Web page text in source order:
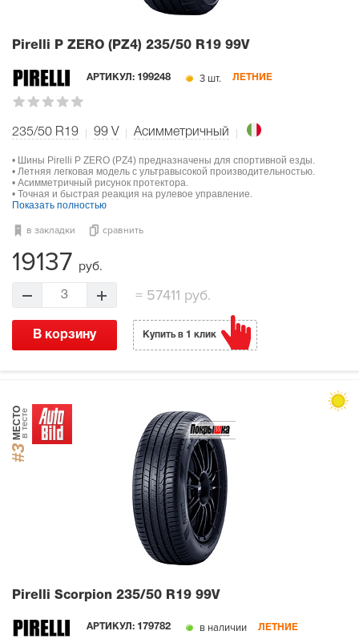
Pirelli P ZERO (PZ4) 235/50 R19 99V
АРТИКУЛ: 199248 3 шт. ЛЕТНИЕ
235/50 R19 99 V Асимметричный
• Шины Pirelli P ZERO (PZ4) предназначены для спортивной езды.
• Летняя легковая модель с ультравысокой производительностью.
• Асимметричный рисунок протектора.
• Точная и быстрая реакция на рулевое управление.
Показать полностью
в закладки сравнить
19137 руб.
3 =57411 руб.
В корзину Купить в 1 клик
#3
МЕСТОв тесте
Pirelli Scorpion 235/50 R19 99V
АРТИКУЛ: 179782 в наличии ЛЕТНИЕ